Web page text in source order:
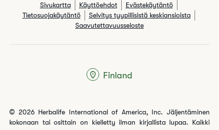
Sivukartta Käyttöehdot
Evästekäytäntö
Tietosuojakäytäntö
Selvitys tyypillisistä keskiansioista
Saavutettavuusseloste
© 2026 Herbalife International of America, Inc. Jäljentäminen
kokonaan tai osittain on kielletty ilman kirjallista lupaa. Kaikki
Finland